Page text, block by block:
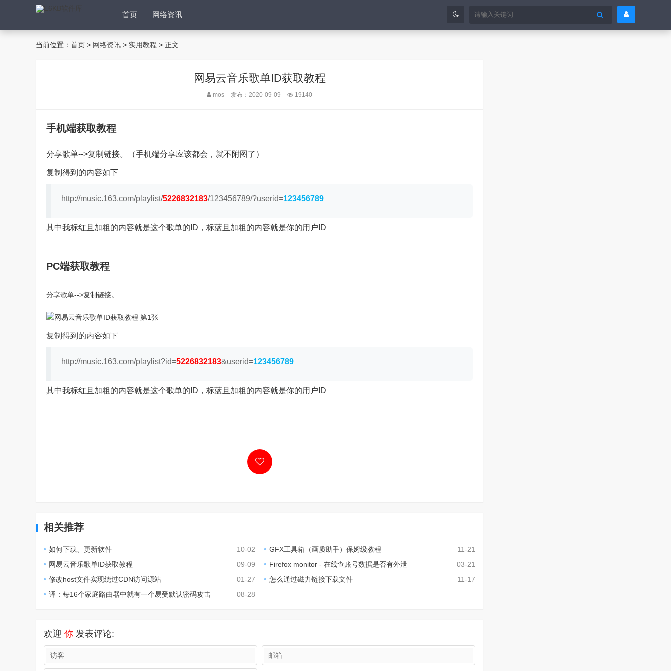
首页 网络资讯
当前位置： 首页 > 网络资讯 > 实用教程 > 正文
网易云音乐歌单ID获取教程
mos 发布：2020-09-09 19140
手机端获取教程
分享歌单-->复制链接。（手机端分享应该都会，就不附图了）
复制得到的内容如下
http://music.163.com/playlist/5226832183/123456789/?userid=123456789
其中我标红且加粗的内容就是这个歌单的ID，标蓝且加粗的内容就是你的用户ID
PC端获取教程
分享歌单-->复制链接。
复制得到的内容如下
http://music.163.com/playlist?id=5226832183&userid=123456789
其中我标红且加粗的内容就是这个歌单的ID，标蓝且加粗的内容就是你的用户ID
相关推荐
10-02
如何下载、更新软件 11-21
GFX工具箱（画质助手）保姆级教程
09-09
网易云音乐歌单ID获取教程 03-21
Firefox monitor - 在线查账号数据是否有外泄
01-27
修改host文件实现绕过CDN访问源站 11-17
怎么通过磁力链接下载文件
08-28
译：每16个家庭路由器中就有一个易受默认密码攻击
欢迎 你 发表评论: